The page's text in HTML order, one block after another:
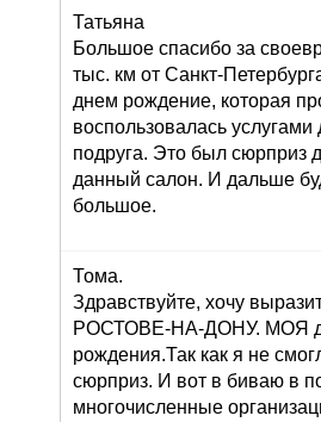
Татьяна
Большое спасибо за
тыс. км от Санкт-
днем рождение, которая
воспользовалась
подруга. Это был сюрприз
данный салон. И дальше
большое.
Тома.
Здравствуйте, хочу
РОСТОВЕ-НА-ДОНУ. МОЯ
рождения.Так как я не
сюрприз. И вот в биваю в
многочисленные